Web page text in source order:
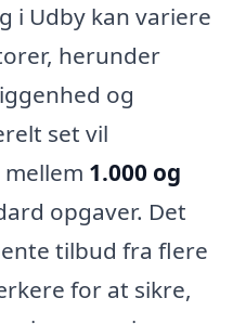
i Udby kan variere
herunder
og
set vil
1.000 og
opgaver. Det
tilbud fra flere
for at sikre,